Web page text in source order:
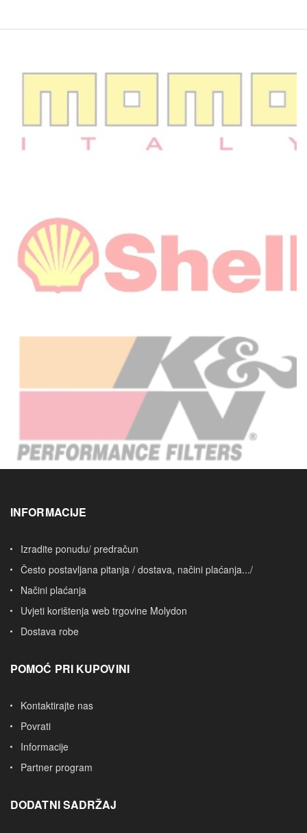
INFORMACIJE
Izradite ponudu/ predračun
Često postavljana pitanja / dostava, načini plaćanja.../
Načini plaćanja
Uvjeti korištenja web trgovine Molydon
Dostava robe
POMOĆ PRI KUPOVINI
Kontaktirajte nas
Povrati
Informacije
Partner program
DODATNI SADRŽAJ